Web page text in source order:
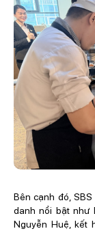
Bên cạnh đó,
danh nổi bật như
Nguyễn Huệ, kết